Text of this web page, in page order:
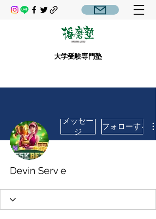
大学受験専門塾
メッセー
ジ
フォローする
Devin Serv e